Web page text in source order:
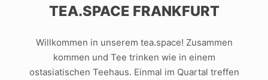
TEA.SPACE FRANKFURT
Willkommen in unserem tea.space! Zusammen
kommen und Tee trinken wie in einem
ostasiatischen Teehaus. Einmal im Quartal treffen